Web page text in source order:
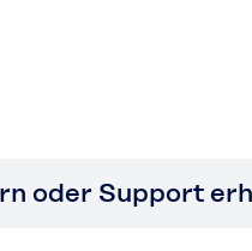
oder Support